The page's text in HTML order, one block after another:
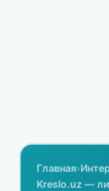
Главная›
Kreslo.uz —